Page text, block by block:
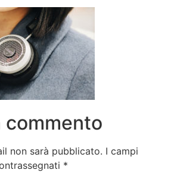
commento
non sarà pubblicato. I campi
*